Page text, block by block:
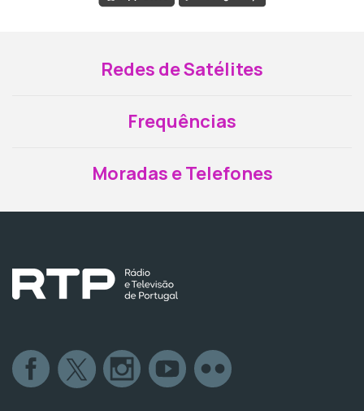
Redes de Satélites
Frequências
Moradas e Telefones